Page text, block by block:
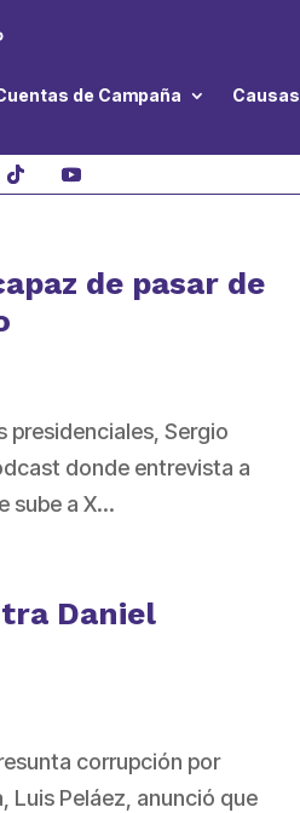
de Campaña Causas
de pasar de
presidenciales, Sergio
donde entrevista a
sube a X...
Daniel
corrupción por
Luis Peláez, anunció que